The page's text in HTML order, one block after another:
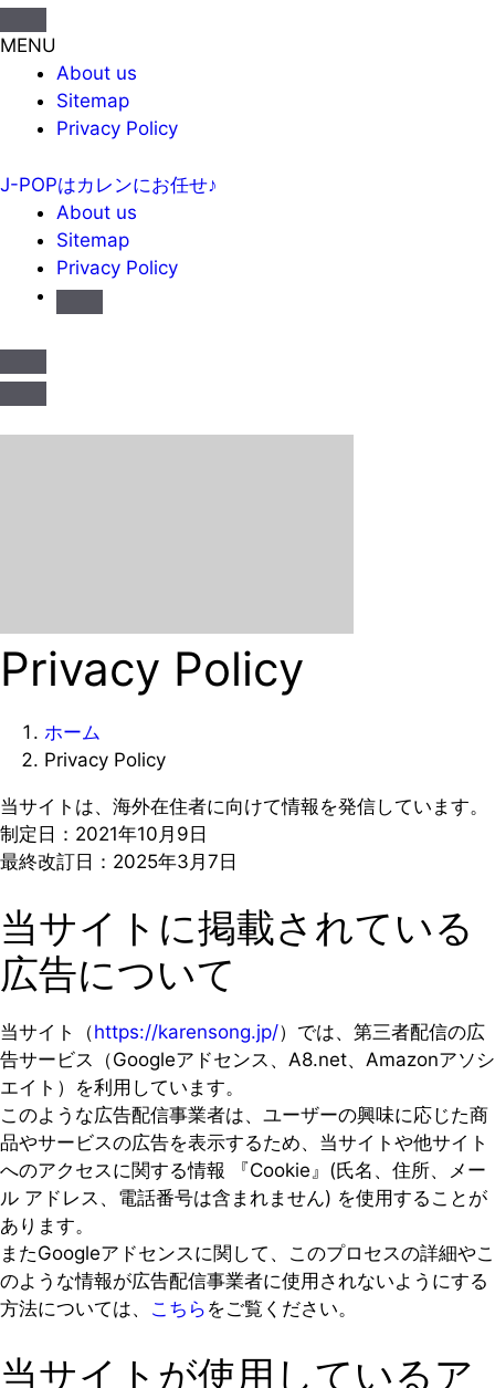
MENU
About us
Sitemap
Privacy Policy
J-POPはカレンにお任せ♪
About us
Sitemap
Privacy Policy
Privacy Policy
ホーム
Privacy Policy
当サイトは、海外在住者に向けて情報を発信しています。
制定日：2021年10月9日
最終改訂日：2025年3月7日
当サイトに掲載されている
広告について
当サイト（https://karensong.jp/）では、第三者配信の広
告サービス（Googleアドセンス、A8.net、Amazonアソシ
エイト）を利用しています。
このような広告配信事業者は、ユーザーの興味に応じた商
品やサービスの広告を表示するため、当サイトや他サイト
へのアクセスに関する情報 『Cookie』(氏名、住所、メー
ル アドレス、電話番号は含まれません) を使用することが
あります。
またGoogleアドセンスに関して、このプロセスの詳細やこ
のような情報が広告配信事業者に使用されないようにする
方法については、 こちら をご覧ください。
当サイトが使用しているア